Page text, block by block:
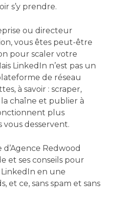
s’y prendre.
ou directeur
vous êtes peut-être
pour scaler votre
LinkedIn n’est pas un
de réseau
à savoir : scraper,
la chaîne et publier à
plus
vous desservent.
d’Agence Redwood
et ses conseils pour
en une
et ce, sans spam et sans